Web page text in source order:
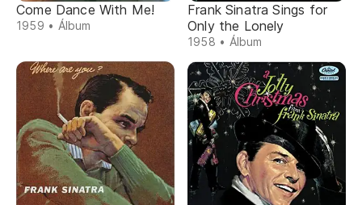
Come Dance With Me!
1959 • Álbum
Frank Sinatra Sings for
Only the Lonely
1958 • Álbum